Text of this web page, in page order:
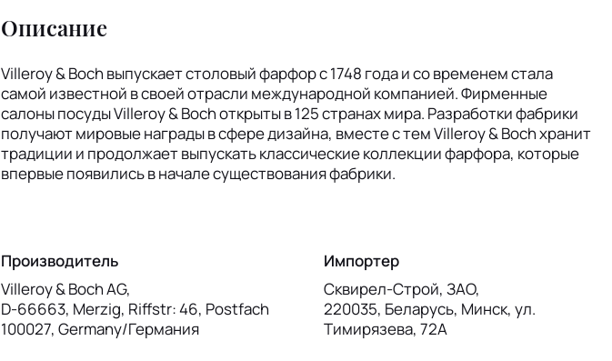
Описание
Villeroy & Boch выпускает столовый фарфор с 1748 года и со временем стала
самой известной в своей отрасли международной компанией. Фирменные
салоны посуды Villeroy & Boch открыты в 125 странах мира. Разработки фабрики
получают мировые награды в сфере дизайна, вместе с тем Villeroy & Boch хранит
традиции и продолжает выпускать классические коллекции фарфора, которые
впервые появились в начале существования фабрики.
Производитель
Villeroy & Boch AG,
D-66663, Merzig, Riffstr: 46, Postfach
100027, Germany/Германия
Импортер
Сквирел-Строй, ЗАО,
220035, Беларусь, Минск, ул.
Тимирязева, 72А